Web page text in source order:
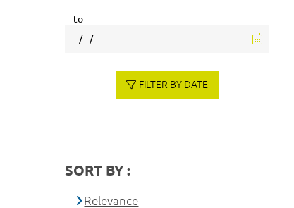
to
FILTER BY DATE
SORT BY :
Relevance